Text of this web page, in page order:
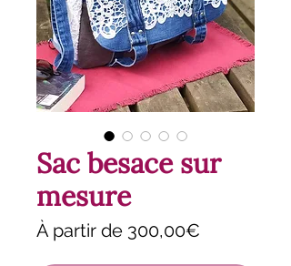
Sac besace sur
mesure
À partir de 300,00€